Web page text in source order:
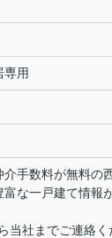
専用
介手数料が無料の
な一戸建て情報
当社までご連絡く